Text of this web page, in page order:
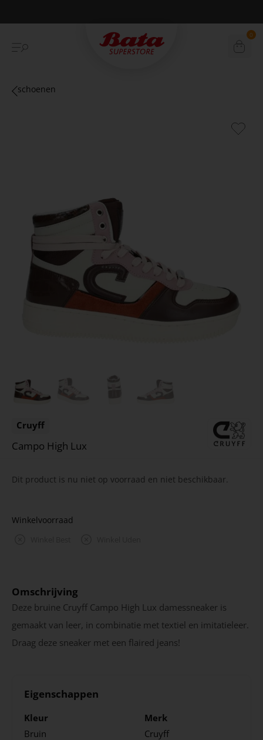
Betaal achteraf met Klarna 0
schoenen
Cruyff
Campo High Lux
Dit product is nu niet op voorraad en niet beschikbaar.
Winkelvoorraad
Omschrijving
Deze bruine Cruyff Campo High Lux damessneaker is
gemaakt van leer, in combinatie met textiel en imitatieleer.
Draag deze sneaker met een flaired jeans!
Eigenschappen
Kleur
Bruin
Merk
Cruyff